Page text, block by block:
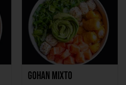
Gohan Mixto